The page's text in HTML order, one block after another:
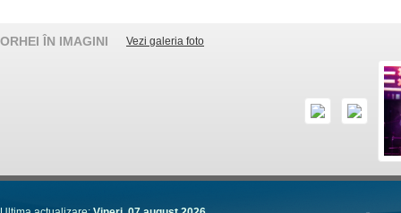
ORHEI ÎN IMAGINI Vezi galeria foto